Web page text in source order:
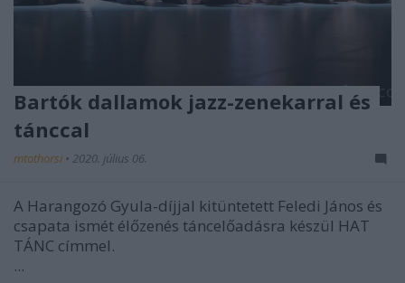
Bartók dallamok jazz-zenekarral és
tánccal
mtothorsi • 2020. július 06.
A Harangozó Gyula-díjjal kitüntetett Feledi János és
csapata ismét élőzenés táncelőadásra készül HAT
TÁNC címmel.
...